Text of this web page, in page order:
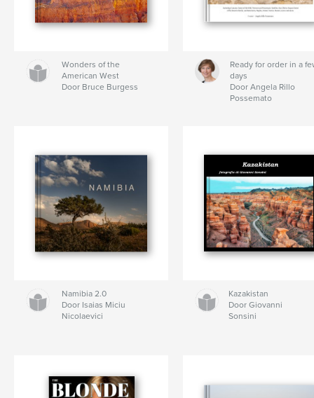
Wonders of the
American West
Door Bruce Burgess
Ready for order in a
days
Door Angela Rillo
Possemato
Namibia 2.0
Door Isaias Miciu
Nicolaevici
Kazakistan
Door Giovanni
Sonsini